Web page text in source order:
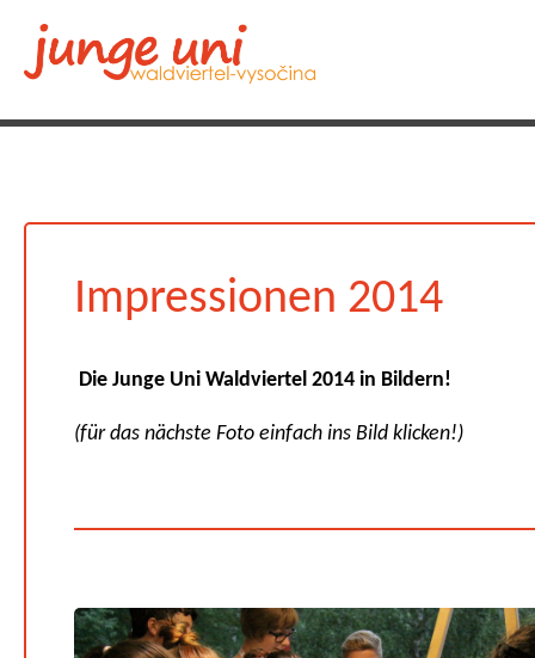
Impressionen 2014
Die Junge Uni Waldviertel 2014 in Bildern!
(für das nächste Foto einfach ins Bild klicken!)